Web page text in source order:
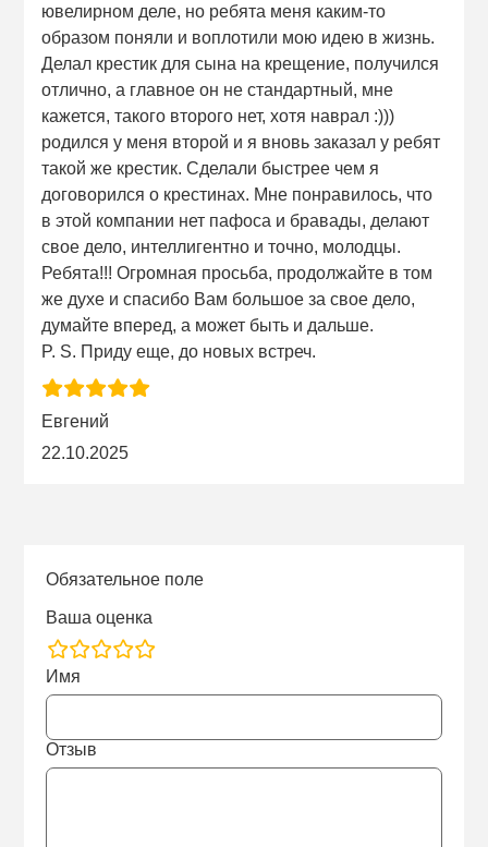
ювелирном деле, но ребята меня каким-то
образом поняли и воплотили мою идею в жизнь.
Делал крестик для сына на крещение, получился
отлично, а главное он не стандартный, мне
кажется, такого второго нет, хотя наврал :)))
родился у меня второй и я вновь заказал у ребят
такой же крестик. Сделали быстрее чем я
договорился о крестинах. Мне понравилось, что
в этой компании нет пафоса и бравады, делают
свое дело, интеллигентно и точно, молодцы.
Ребята!!! Огромная просьба, продолжайте в том
же духе и спасибо Вам большое за свое дело,
думайте вперед, а может быть и дальше.
P. S. Приду еще, до новых встреч.
Евгений
22.10.2025
Обязательное поле
Ваша оценка
rating
fields
Имя
Отзыв